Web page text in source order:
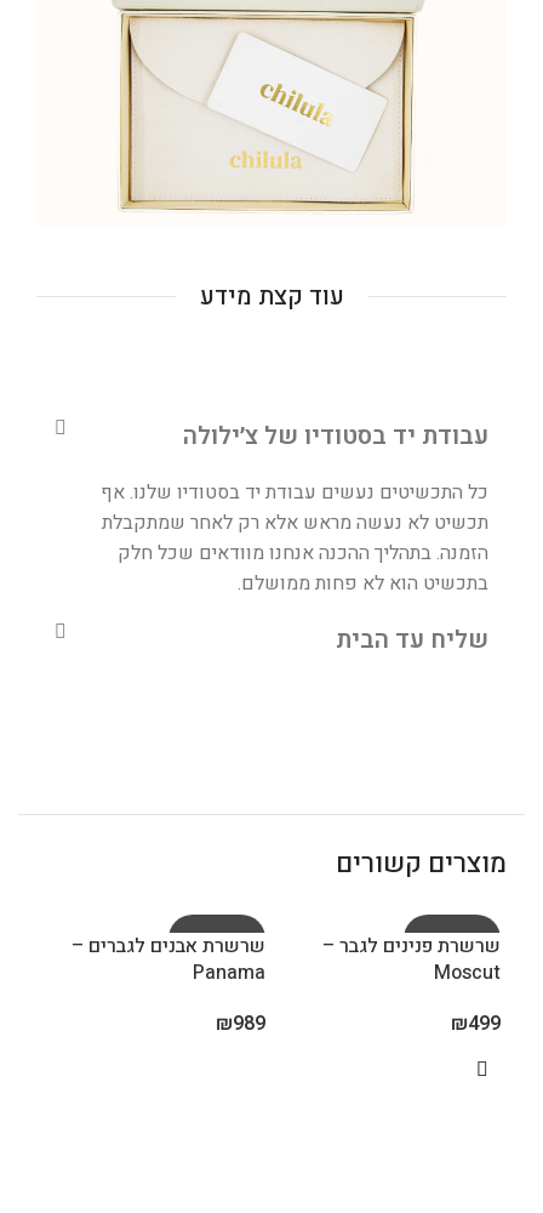
עוד קצת מידע
עבודת יד בסטודיו של צ׳ילולה
כל התכשיטים נעשים עבודת יד בסטודיו שלנו. אף
תכשיט לא נעשה מראש אלא רק לאחר שמתקבלת
הזמנה. בתהליך ההכנה אנחנו מוודאים שכל חלק
בתכשיט הוא לא פחות ממושלם.
שליח עד הבית
מוצרים קשורים
SOLD OUT
שרשרת פנינים לגבר –
Moscut
₪499
SOLD OUT
שרשרת אבנים לגברים –
Panama
₪989